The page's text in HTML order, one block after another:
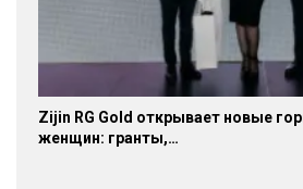
Zijin RG Gold открывает новые
женщин: гранты,…